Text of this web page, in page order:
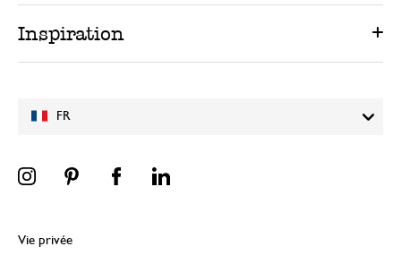
FR
Inspiration
Vie privée